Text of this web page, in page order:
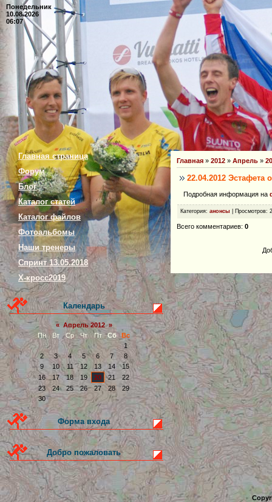
Понедельник
10.08.2026
06:07
Главная страница
Форум
Блог
Каталог статей
Каталог файлов
Фотоальбомы
Наши тренеры
Спринт 13.05.2018
Х-кросс2019
Календарь
« Апрель 2012 »
Пн
Вт Ср Чт Пт Сб
Вс
1
2
3 4 5 6 7
8
9
10 11 12 13 14
15
16
17 18 19 20 21
22
23
24 25 26 27 28
29
30
Форма входа
Добро пожаловать
Главная » 2012 » Апрель » 20
22.04.2012 Эстафета
Подробная информация на
Категория: анонсы Просмотров:
Всего комментариев: 0